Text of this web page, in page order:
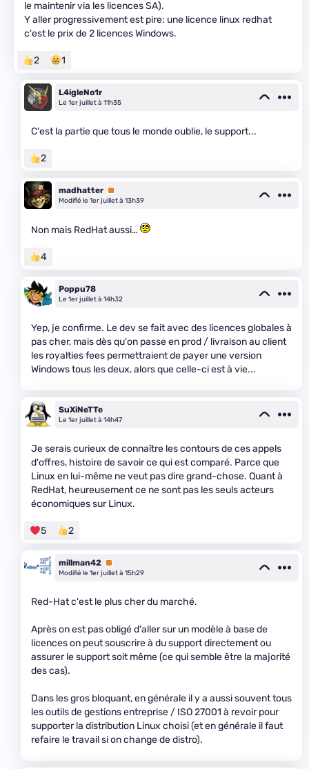
le maintenir via les licences SA).
Y aller progressivement est pire: une licence linux redhat
c'est le prix de 2 licences Windows.
2 1
L4igleNo1r
Le 1er juillet à 11h35
C'est la partie que tous le monde oublie, le support...
2
madhatter Premium
Modifié le 1er juillet à 13h39
Non mais RedHat aussi…
4
Poppu78
Le 1er juillet à 14h32
Yep, je confirme. Le dev se fait avec des licences globales à
pas cher, mais dès qu'on passe en prod / livraison au client
les royalties fees permettraient de payer une version
Windows tous les deux, alors que celle-ci est à vie...
SuXiNeTTe
Le 1er juillet à 14h47
Je serais curieux de connaître les contours de ces appels
d'offres, histoire de savoir ce qui est comparé. Parce que
Linux en lui-même ne veut pas dire grand-chose. Quant à
RedHat, heureusement ce ne sont pas les seuls acteurs
économiques sur Linux.
5 2
millman42 Premium
Modifié le 1er juillet à 15h29
Red-Hat c'est le plus cher du marché.
Après on est pas obligé d'aller sur un modèle à base de
licences on peut souscrire à du support directement ou
assurer le support soit même (ce qui semble être la majorité
des cas).
Dans les gros bloquant, en générale il y a aussi souvent tous
les outils de gestions entreprise / ISO 27001 à revoir pour
supporter la distribution Linux choisi (et en générale il faut
refaire le travail si on change de distro).